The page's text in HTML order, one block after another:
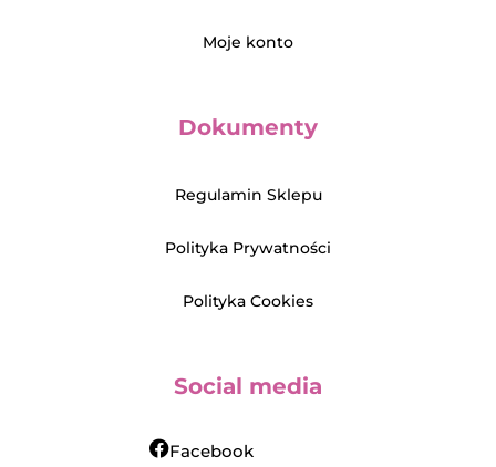
Moje konto
Dokumenty
Regulamin Sklepu
Polityka Prywatności
Polityka Cookies
Social media
Facebook